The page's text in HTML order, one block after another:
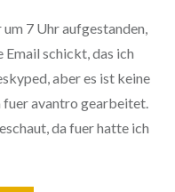
7 Uhr aufgestanden,
Email schickt, das ich
aber es ist keine
fuer avantro gearbeitet.
da fuer hatte ich